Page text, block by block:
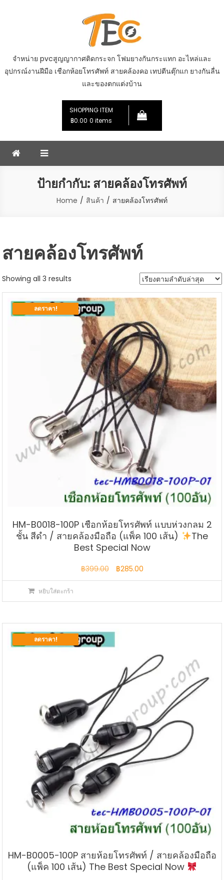
จำหน่าย pvcสูญญากาศติดกระจก โฟมยางกันกระแทก อะไหล่และ
อุปกรณ์งานฝีมือ เชือกห้อยโทรศัพท์ สายคล้องคอ เทปตีนตุ๊กแก ยางกันลื่น
และของตกแต่งบ้าน
SHOPPING ITEM
฿0.00 0 items
ป้ายกำกับ: สายคล้องโทรศัพท์
Home สินค้า สายคล้องโทรศัพท์
สายคล้องโทรศัพท์
Showing all 3 results
by
latest
ลดราคา!
HM-B0018-100P เชือกห้อยโทรศัพท์ แบบห่วงกลม 2
ชั้น สีดำ / สายคล้องมือถือ (แพ็ค 100 เส้น)
The
Best Special Now
฿399.00
Original
price
฿285.00Current
price
หยิบใส่ตะกร้า
ลดราคา!
HM-B0005-100P สายห้อยโทรศัพท์ / สายคล้องมือถือ
(แพ็ค 100 เส้น) The Best Special Now